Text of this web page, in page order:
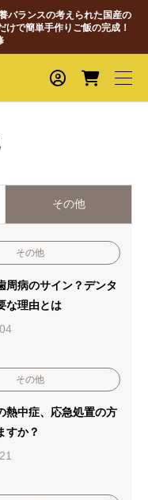
バランスの考えられた国産の
で簡単手作りご飯の完成！
その他
その他
周病のサイン？デンタ
な理由とは
その他
熱中症、応急処置の方
すか？